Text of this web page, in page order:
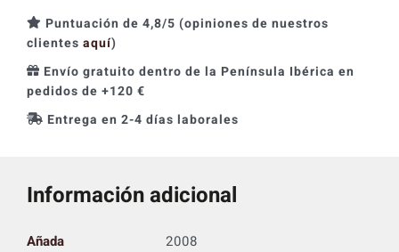
Puntuación de 4,8/5 (opiniones de nuestros
clientes aquí)
Envío gratuito dentro de la Península Ibérica en
pedidos de +120 €
Entrega en 2-4 días laborales
Información adicional
Añada
2008